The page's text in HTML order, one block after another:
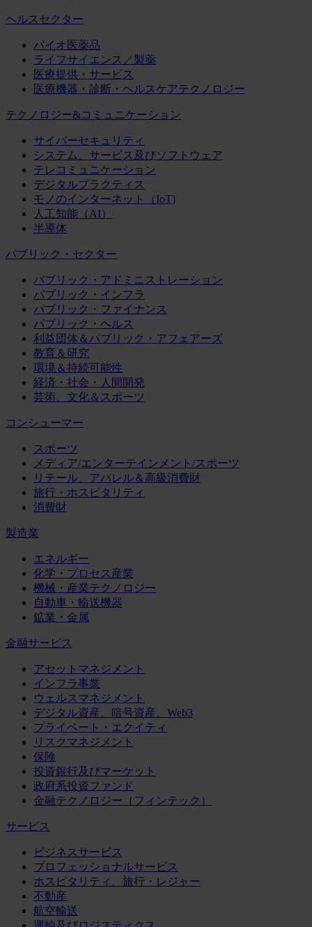
ヘルスセクター
バイオ医薬品
ライフサイエンス／製薬
医療提供・サービス
医療機器・診断・ヘルスケアテクノロジー
テクノロジー&コミュニケーション
サイバーセキュリティ
システム、サービス及びソフトウェア
テレコミュニケーション
デジタルプラクティス
モノのインターネット（IoT)
人工知能（AI）
半導体
パブリック・セクター
パブリック・アドミニストレーション
パブリック・インフラ
パブリック・ファイナンス
パブリック・ヘルス
利益団体＆パブリック・アフェアーズ
教育＆研究
環境＆持続可能性
経済・社会・人間開発
芸術、文化＆スポーツ
コンシューマー
スポーツ
メディア/エンターテインメント/スポーツ
リテール、アパレル＆高級消費財
旅行・ホスピタリティ
消費財
製造業
エネルギー
化学・プロセス産業
機械・産業テクノロジー
自動車・輸送機器
鉱業・金属
金融サービス
アセットマネジメント
インフラ事業
ウェルスマネジメント
デジタル資産、暗号資産、Web3
プライベート・エクイティ
リスクマネジメント
保険
投資銀行及びマーケット
政府系投資ファンド
金融テクノロジー（フィンテック）
サービス
ビジネスサービス
プロフェッショナルサービス
ホスピタリティ、旅行・レジャー
不動産
航空輸送